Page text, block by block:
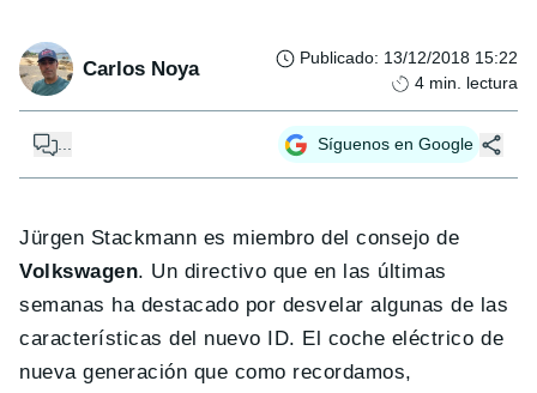
Carlos Noya Publicado: 13/12/2018 15:22
4 min. lectura
... Síguenos en Google
Jürgen Stackmann es miembro del consejo de
Volkswagen. Un directivo que en las últimas
semanas ha destacado por desvelar algunas de las
características del nuevo ID. El coche eléctrico de
nueva generación que como recordamos,